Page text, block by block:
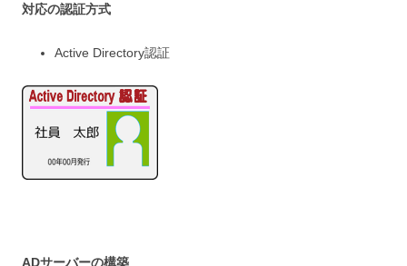
対応の認証方式
Active Directory認証
ADサーバーの構築